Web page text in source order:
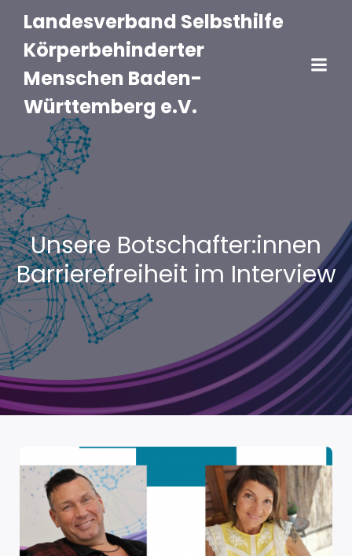
Landesverband Selbsthilfe
Körperbehinderter
Menschen Baden-
Württemberg e.V.
Unsere Botschafter:innen
Barrierefreiheit im Interview